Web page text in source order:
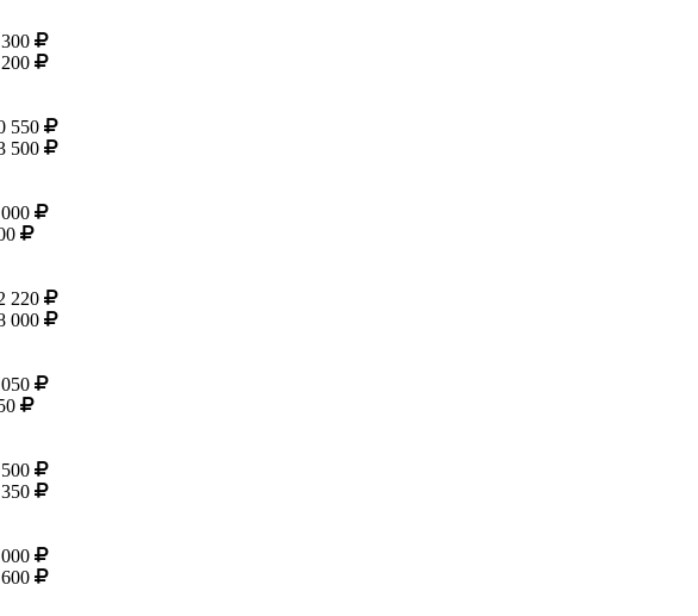
550
500
220
000